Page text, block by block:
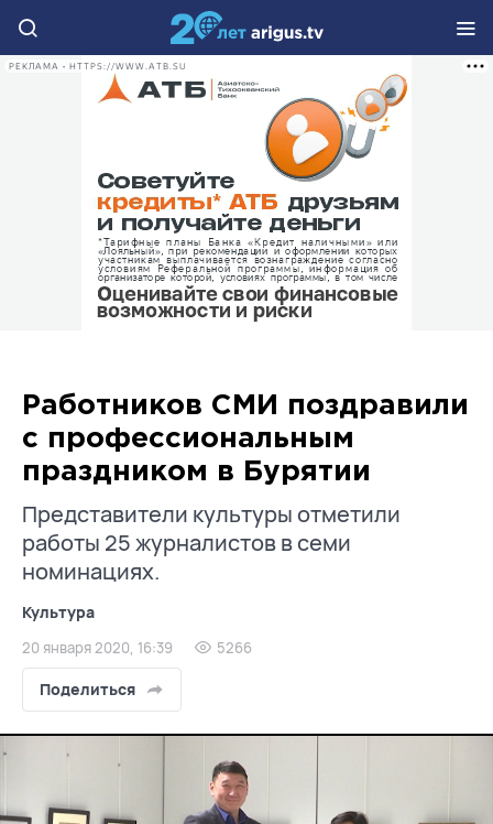
РЕКЛАМА • HTTPS://WWW.ATB.SU
Работников СМИ поздравили
с профессиональным
праздником в Бурятии
Представители культуры отметили
работы 25 журналистов в семи
номинациях.
Культура
20 января 2020, 16:39 5266
Поделиться